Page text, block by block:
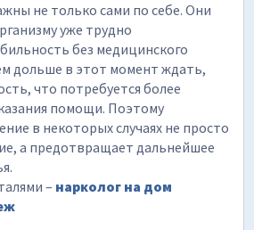
не только сами по себе. Они
уже трудно
без медицинского
дольше в этот момент ждать,
что потребуется более
помощи. Поэтому
в некоторых случаях не просто
а предотвращает дальнейшее
– нарколог на дом